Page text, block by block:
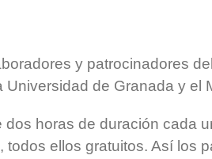
y patrocinadores
Universidad de Granada y el
horas de duración cada
ellos gratuitos. Así los